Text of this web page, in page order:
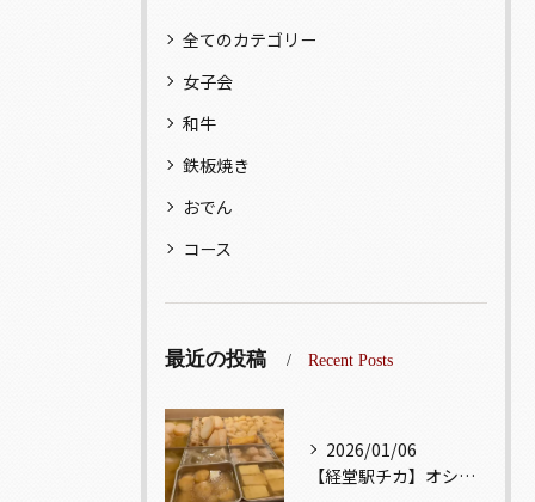
全てのカテゴリー
女子会
和牛
鉄板焼き
おでん
コース
最近の投稿 Recent Posts
2026/01/06
【経堂駅チカ】オシャレ居酒屋🏮出汁が美味しいおでんがオススメ...